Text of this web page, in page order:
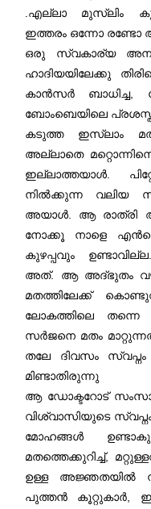
.എല്ലാ മുസ്ലിം
ഇത്തരം ഒന്നോ രണ്ടോ
ഒരു സ്വകാര്യ
ഹാദിയയിലേക്കു
കാൻസർ ബാധിച്ച,
ബോംബെയിലെ
കടുത്ത ഇസ്ലാം മത
അല്ലാതെ
ഇല്ലാത്തയാൾ.
നിൽക്കുന്ന വലിയ
അയാൾ. ആ രാത്രി
നോക്കൂ നാളെ
കുഴപ്പവും
അത്. ആ അദ്ഭുതം
മതത്തിലേക്ക്
ലോകത്തിലെ
സർജനെ മതം
തലേ ദിവസം
മിണ്ടാതിരുന്നു
ആ ഡോക്ടറോട്
വിശ്വാസിയുടെ
മോഹങ്ങൾ
മതത്തെക്കുറിച്ച്,
ഉള്ള അജ്ഞതയിൽ
പുത്തൻ കൂറ്റുകാർ,